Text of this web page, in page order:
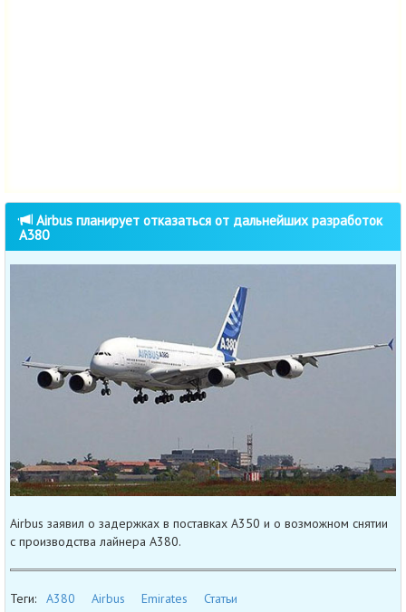
Airbus планирует отказаться от дальнейших разработок
A380
Airbus заявил о задержках в поставках A350 и о возможном снятии
с производства лайнера A380.
Теги: A380 Airbus Emirates
Статьи